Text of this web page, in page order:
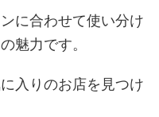
に合わせて使い分け
魅力です。
入りのお店を見つけ